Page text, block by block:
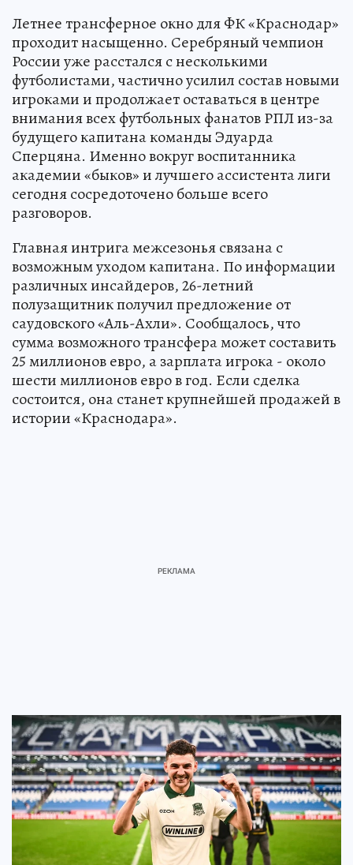
Летнее трансферное окно для ФК «Краснодар»
проходит насыщенно. Серебряный чемпион
России уже расстался с несколькими
футболистами, частично усилил состав новыми
игроками и продолжает оставаться в центре
внимания всех футбольных фанатов РПЛ из-за
будущего капитана команды Эдуарда
Сперцяна. Именно вокруг воспитанника
академии «быков» и лучшего ассистента лиги
сегодня сосредоточено больше всего
разговоров.
Главная интрига межсезонья связана с
возможным уходом капитана. По информации
различных инсайдеров, 26-летний
полузащитник получил предложение от
саудовского «Аль-Ахли». Сообщалось, что
сумма возможного трансфера может составить
25 миллионов евро, а зарплата игрока - около
шести миллионов евро в год. Если сделка
состоится, она станет крупнейшей продажей в
истории «Краснодара».